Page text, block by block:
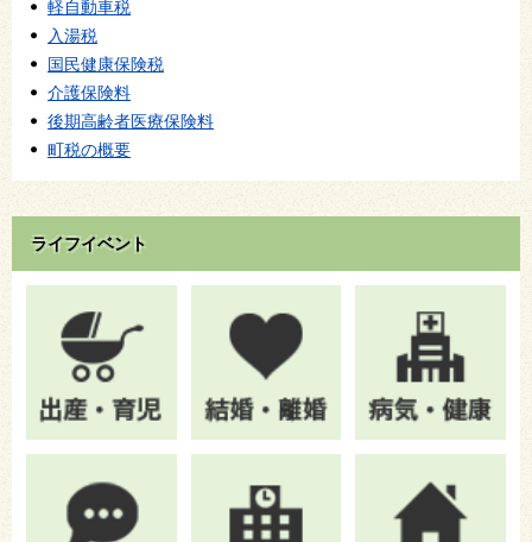
軽自動車税
入湯税
国民健康保険税
介護保険料
後期高齢者医療保険料
町税の概要
ライフイベント